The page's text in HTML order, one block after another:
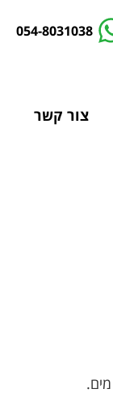
054-8031038
צור קשר